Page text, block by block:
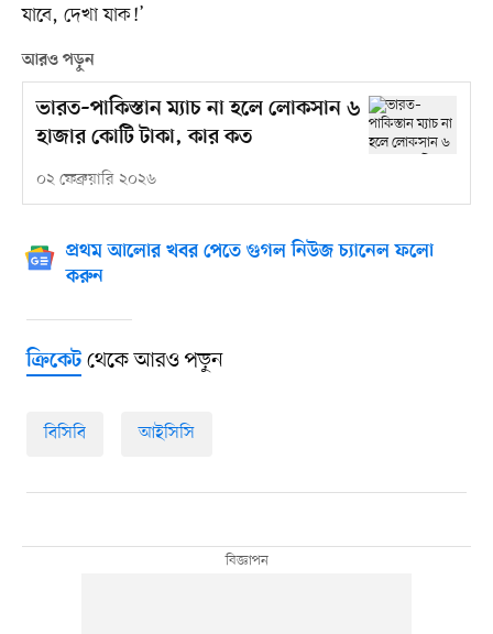
যাবে, দেখা যাক!’
আরও পড়ুন
ভারত–পাকিস্তান ম্যাচ না হলে লোকসান ৬
হাজার কোটি টাকা, কার কত
০২ ফেব্রুয়ারি ২০২৬
প্রথম আলোর খবর পেতে গুগল নিউজ চ্যানেল ফলো
করুন
ক্রিকেটথেকে আরও পড়ুন
বিসিবি আইসিসি